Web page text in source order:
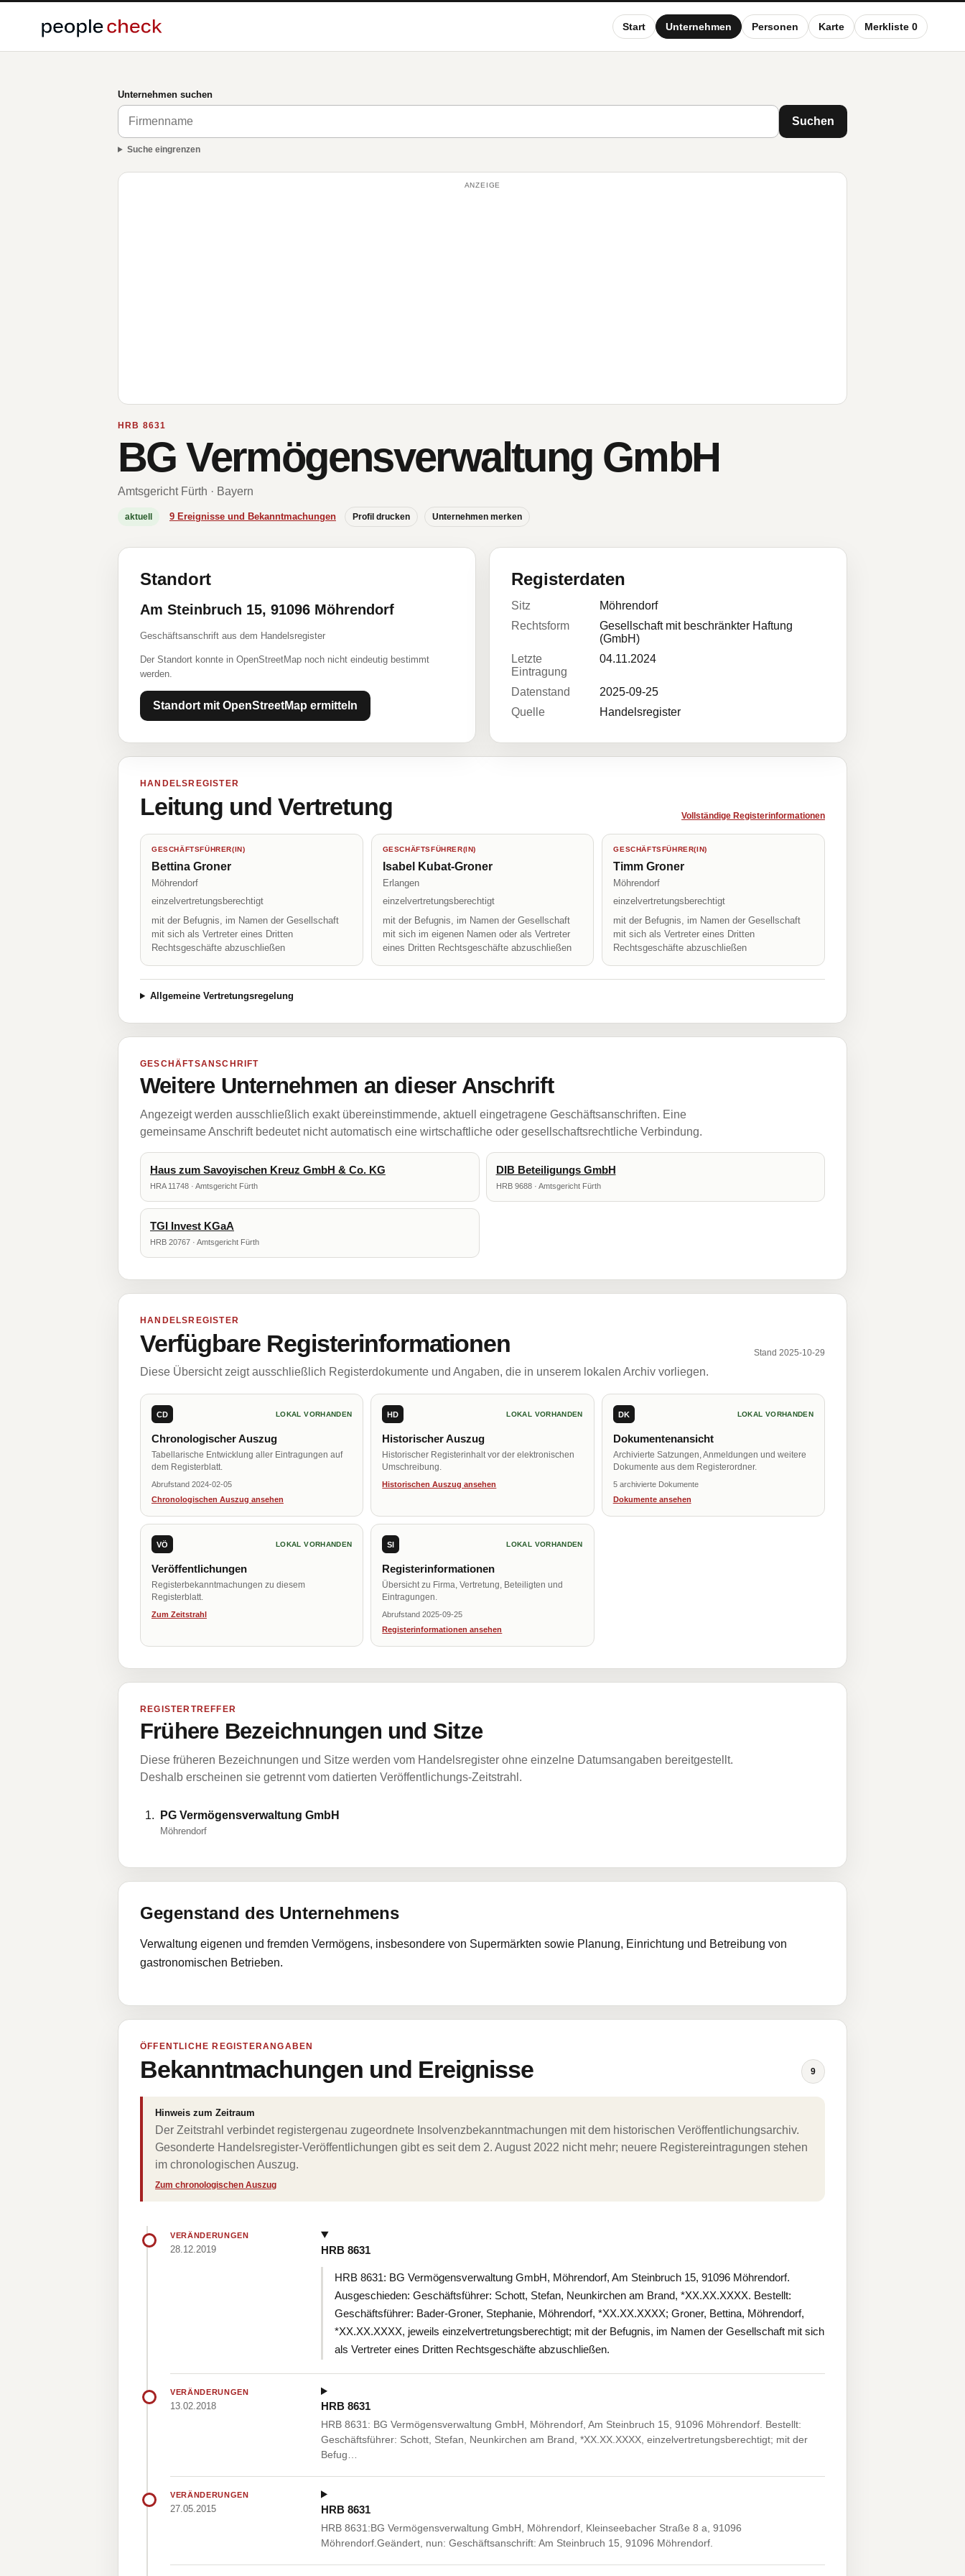
Start Unternehmen Personen Karte Merkliste 0
Unternehmen suchen
Suchen
Suche eingrenzen
ANZEIGE
HRB 8631
BG Vermögensverwaltung GmbH
Amtsgericht Fürth · Bayern
aktuell 9 Ereignisse und Bekanntmachungen Profil drucken Unternehmen merken
Standort
Am Steinbruch 15, 91096 Möhrendorf
Geschäftsanschrift aus dem Handelsregister
Der Standort konnte in OpenStreetMap noch nicht eindeutig bestimmt
werden.
Standort mit OpenStreetMap ermitteln
Registerdaten
Sitz
Möhrendorf
Rechtsform
Gesellschaft mit beschränkter Haftung
(GmbH)
Letzte
Eintragung
04.11.2024
Datenstand
2025-09-25
Quelle
Handelsregister
HANDELSREGISTER
Leitung und Vertretung Vollständige Registerinformationen
GESCHÄFTSFÜHRER(IN)
Bettina Groner
Möhrendorf
einzelvertretungsberechtigt
mit der Befugnis, im Namen der Gesellschaft
mit sich als Vertreter eines Dritten
Rechtsgeschäfte abzuschließen
GESCHÄFTSFÜHRER(IN)
Isabel Kubat-Groner
Erlangen
einzelvertretungsberechtigt
mit der Befugnis, im Namen der Gesellschaft
mit sich im eigenen Namen oder als Vertreter
eines Dritten Rechtsgeschäfte abzuschließen
GESCHÄFTSFÜHRER(IN)
Timm Groner
Möhrendorf
einzelvertretungsberechtigt
mit der Befugnis, im Namen der Gesellschaft
mit sich als Vertreter eines Dritten
Rechtsgeschäfte abzuschließen
Allgemeine Vertretungsregelung
GESCHÄFTSANSCHRIFT
Weitere Unternehmen an dieser Anschrift
Angezeigt werden ausschließlich exakt übereinstimmende, aktuell eingetragene Geschäftsanschriften. Eine
gemeinsame Anschrift bedeutet nicht automatisch eine wirtschaftliche oder gesellschaftsrechtliche Verbindung.
Haus zum Savoyischen Kreuz GmbH & Co. KG
HRA 11748 · Amtsgericht Fürth
DIB Beteiligungs GmbH
HRB 9688 · Amtsgericht Fürth
TGI Invest KGaA
HRB 20767 · Amtsgericht Fürth
HANDELSREGISTER
Verfügbare Registerinformationen Stand 2025-10-29
Diese Übersicht zeigt ausschließlich Registerdokumente und Angaben, die in unserem lokalen Archiv vorliegen.
CD LOKAL VORHANDEN
Chronologischer Auszug
Tabellarische Entwicklung aller Eintragungen auf
dem Registerblatt.
Abrufstand 2024-02-05
Chronologischen Auszug ansehen
HD LOKAL VORHANDEN
Historischer Auszug
Historischer Registerinhalt vor der elektronischen
Umschreibung.
Historischen Auszug ansehen
DK LOKAL VORHANDEN
Dokumentenansicht
Archivierte Satzungen, Anmeldungen und weitere
Dokumente aus dem Registerordner.
5 archivierte Dokumente
Dokumente ansehen
VÖ LOKAL VORHANDEN
Veröffentlichungen
Registerbekanntmachungen zu diesem
Registerblatt.
Zum Zeitstrahl
SI LOKAL VORHANDEN
Registerinformationen
Übersicht zu Firma, Vertretung, Beteiligten und
Eintragungen.
Abrufstand 2025-09-25
Registerinformationen ansehen
REGISTERTREFFER
Frühere Bezeichnungen und Sitze
Diese früheren Bezeichnungen und Sitze werden vom Handelsregister ohne einzelne Datumsangaben bereitgestellt.
Deshalb erscheinen sie getrennt vom datierten Veröffentlichungs-Zeitstrahl.
PG Vermögensverwaltung GmbH
Möhrendorf
Gegenstand des Unternehmens
Verwaltung eigenen und fremden Vermögens, insbesondere von Supermärkten sowie Planung, Einrichtung und Betreibung von
gastronomischen Betrieben.
ÖFFENTLICHE REGISTERANGABEN
Bekanntmachungen und Ereignisse 9
Hinweis zum Zeitraum
Der Zeitstrahl verbindet registergenau zugeordnete Insolvenzbekanntmachungen mit dem historischen Veröffentlichungsarchiv.
Gesonderte Handelsregister-Veröffentlichungen gibt es seit dem 2. August 2022 nicht mehr; neuere Registereintragungen stehen
im chronologischen Auszug.
Zum chronologischen Auszug
VERÄNDERUNGEN
28.12.2019 HRB 8631
HRB 8631: BG Vermögensverwaltung GmbH, Möhrendorf, Am Steinbruch 15, 91096 Möhrendorf.
Ausgeschieden: Geschäftsführer: Schott, Stefan, Neunkirchen am Brand, *XX.XX.XXXX. Bestellt:
Geschäftsführer: Bader-Groner, Stephanie, Möhrendorf, *XX.XX.XXXX; Groner, Bettina, Möhrendorf,
*XX.XX.XXXX, jeweils einzelvertretungsberechtigt; mit der Befugnis, im Namen der Gesellschaft mit sich
als Vertreter eines Dritten Rechtsgeschäfte abzuschließen.
VERÄNDERUNGEN
13.02.2018 HRB 8631
HRB 8631: BG Vermögensverwaltung GmbH, Möhrendorf, Am Steinbruch 15, 91096 Möhrendorf. Bestellt:
Geschäftsführer: Schott, Stefan, Neunkirchen am Brand, *XX.XX.XXXX, einzelvertretungsberechtigt; mit der
Befug…
VERÄNDERUNGEN
27.05.2015 HRB 8631
HRB 8631:BG Vermögensverwaltung GmbH, Möhrendorf, Kleinseebacher Straße 8 a, 91096
Möhrendorf.Geändert, nun: Geschäftsanschrift: Am Steinbruch 15, 91096 Möhrendorf.